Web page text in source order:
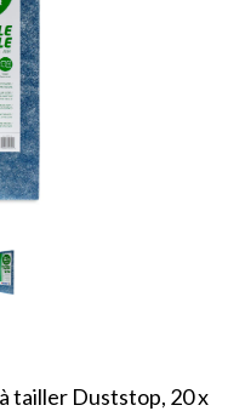
tailler Duststop, 20 x